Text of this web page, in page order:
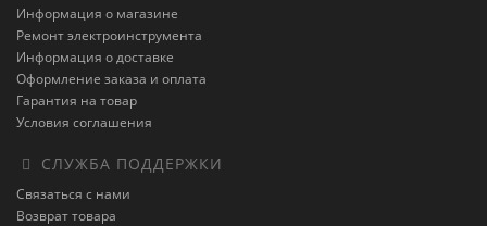
Информация о магазине
Ремонт электроинструмента
Информация о доставке
Оформление заказа и оплата
Гарантия на товар
Условия соглашения
СЛУЖБА ПОДДЕРЖКИ
Связаться с нами
Возврат товара